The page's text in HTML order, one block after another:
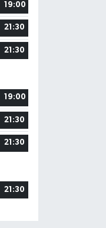
19:00
21:30
21:30
19:00
21:30
21:30
21:30